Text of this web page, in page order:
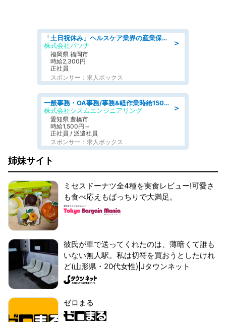
＞
「土日祝休み」ヘルスケア業界の産業保健師/高時給/未経験OK/要資格:保健師、正看護師
株式会社パソナ
福岡県 福岡市
時給2,300円
正社員
スポンサー：求人ボックス
＞
一般事務・OA事務/事務&軽作業時給1500円土日祝休み各種社保完備
株式会社シスムエンジニアリング
愛知県 豊橋市
時給1,500円～
正社員 / 派遣社員
スポンサー：求人ボックス
姉妹サイト
ミセスドーナツ全4種を実食レビュー!可愛さ
も食べ応えもばっちりで大満足。
彼氏が車で送ってくれたのは、薄暗くて誰も
いない無人駅。私は切符を買おうとしたけれ
ど(山形県・20代女性)|Jタウンネット
ゼロまる